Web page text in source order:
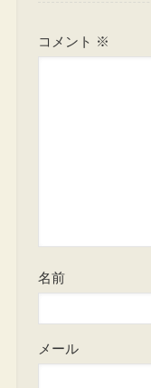
コメント ※
名前
メール